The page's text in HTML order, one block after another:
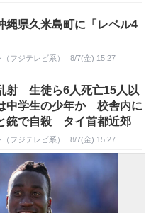
縄県久米島町に「レベル4
フジテレビ系） 8/7(金) 15:27
射 生徒ら6人死亡15人以
中学生の少年か 校舎内に
銃で自殺 タイ首都近郊
フジテレビ系） 8/7(金) 15:27